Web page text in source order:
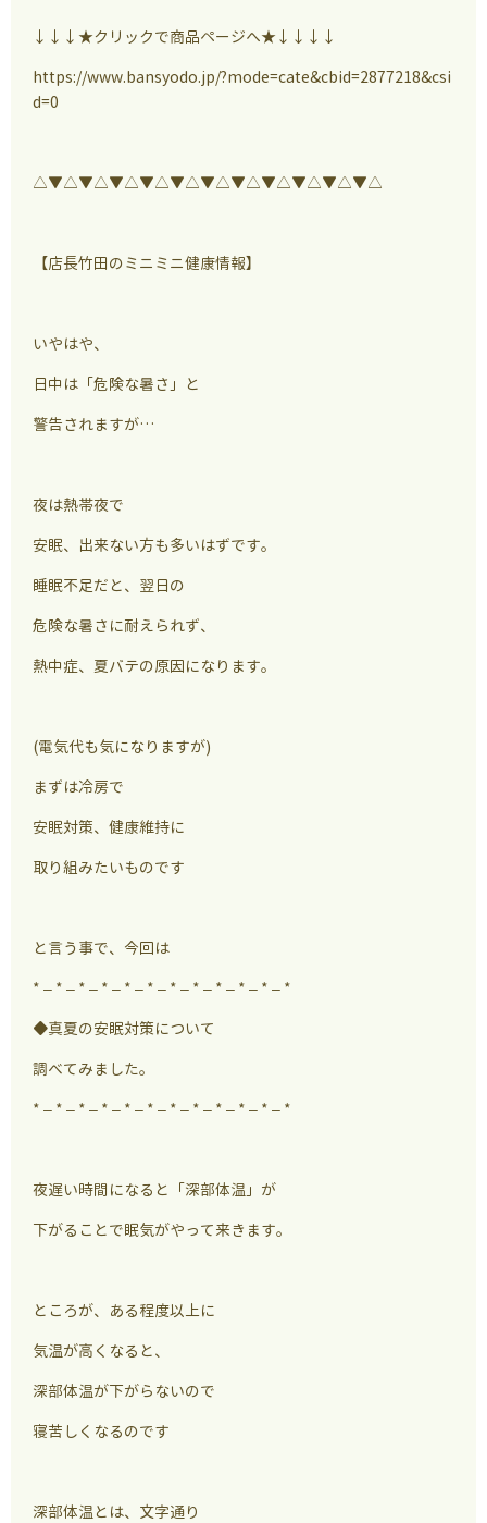
↓ ↓↓★クリックで商品ページへ★↓↓↓↓
https://www.bansyodo.jp/?mode=cate&cbid=2877218&csi
d=0
△▼△▼△▼△▼△▼△▼△▼△▼△▼△▼△▼△
【店長竹田のミニミニ健康情報】
いやはや、
日中は「危険な暑さ」と
警告されますが…
夜は熱帯夜で
安眠、出来ない方も多いはずです。
睡眠不足だと、翌日の
危険な暑さに耐えられず、
熱中症、夏バテの原因になります。
(電気代も気になりますが)
まずは冷房で
安眠対策、健康維持に
取り組みたいものです
と言う事で、今回は
* – * – * – * – * – * – * – * – * – * – * – *
◆真夏の安眠対策について
調べてみました。
* – * – * – * – * – * – * – * – * – * – * – *
夜遅い時間になると「深部体温」が
下がることで眠気がやって来きます。
ところが、ある程度以上に
気温が高くなると、
深部体温が下がらないので
寝苦しくなるのです
深部体温とは、文字通り